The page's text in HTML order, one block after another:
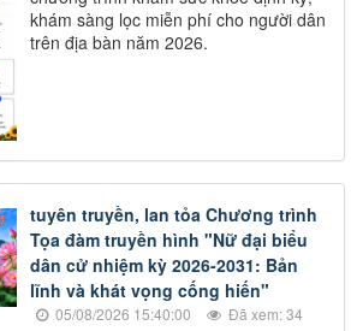
khám sàng lọc miễn phí cho người dân
trên địa bàn năm 2026.
tuyên truyền, lan tỏa Chương trình
Tọa đàm truyền hình "Nữ đại biểu
dân cử nhiệm kỳ 2026-2031: Bản
lĩnh và khát vọng cống hiến"
05/08/2026 15:40:00 Đã xem: 34